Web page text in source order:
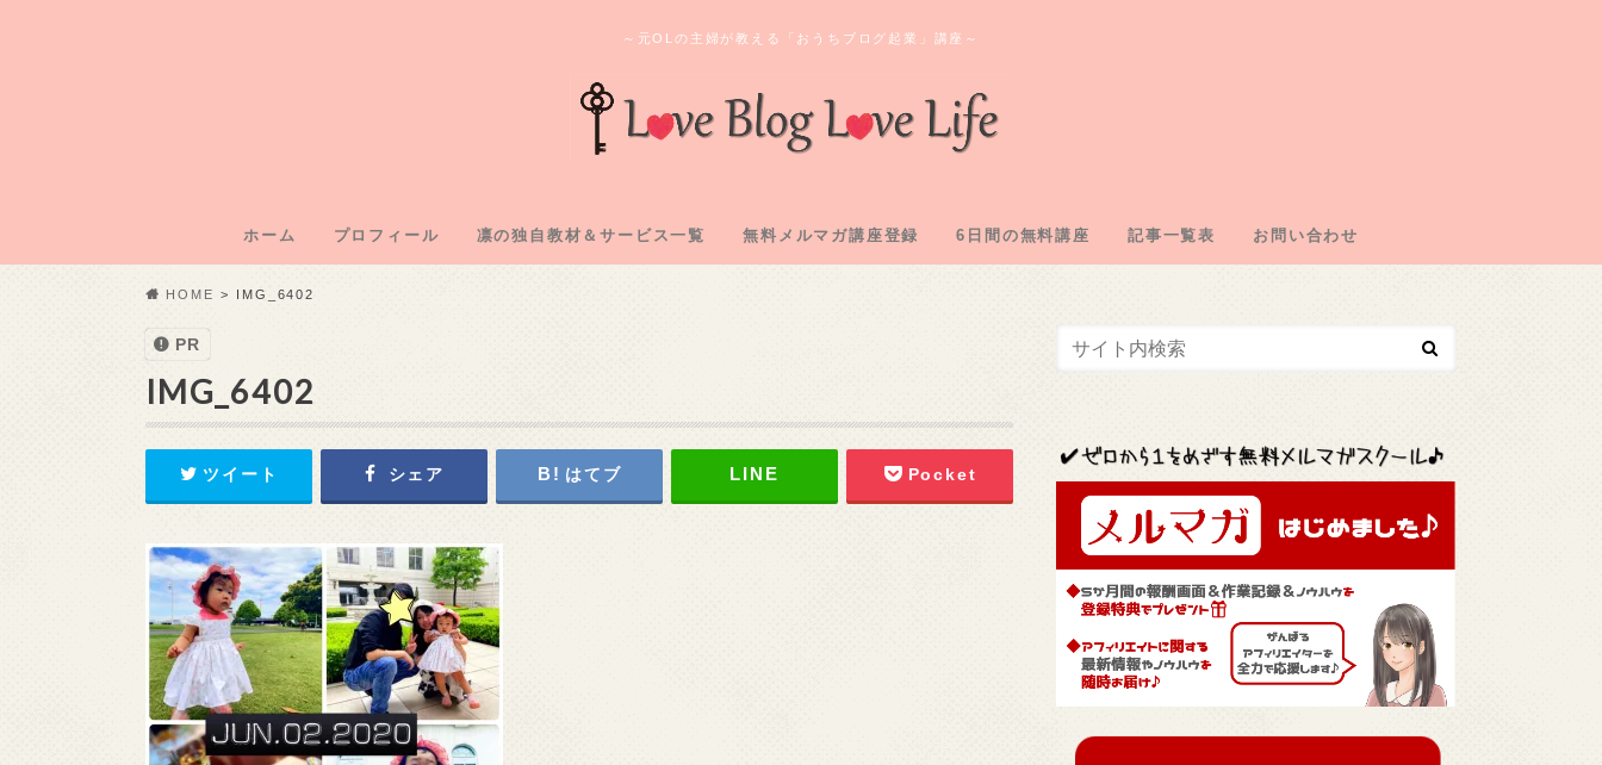
～元OLの主婦が教える「おうちブログ起業」講座～
ホーム プロフィール 凛の独自教材＆サービス一覧 無料メルマガ講座登録 6日間の無料講座 記事一覧表 お問い合わせ
HOME IMG_6402
PR
IMG_6402
ツイート シェア はてブ Pocket